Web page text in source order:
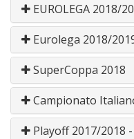
EUROLEGA 2018/
Eurolega 2018/
SuperCoppa 2018
Campionato
Playoff 2017/2018 -